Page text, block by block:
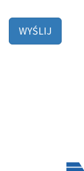
WYŚLIJ